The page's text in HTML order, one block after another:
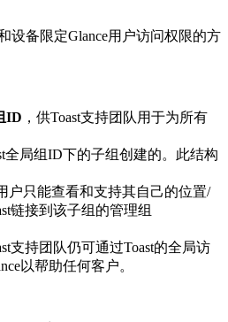
设备限定Glance用户访问权限的方
ID ，供Toast支持团队用于为所有
全局组ID下的子组创建的。此结构
户只能查看和支持其自己的位置/
链接到该子组的管理组
支持团队仍可通过Toast的全局访
以帮助任何客户。